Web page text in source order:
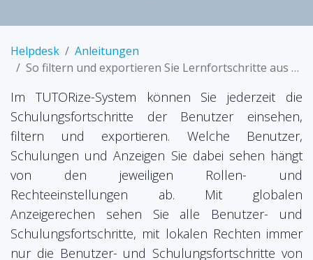
Helpdesk
Anleitungen
So filtern und exportieren Sie Lernfortschritte aus dem System
Im TUTORize-System können Sie jederzeit die
Schulungsfortschritte der Benutzer einsehen,
filtern und exportieren. Welche Benutzer,
Schulungen und Anzeigen Sie dabei sehen hängt
von den jeweiligen Rollen- und
Rechteeinstellungen ab. Mit globalen
Anzeigerechen sehen Sie alle Benutzer- und
Schulungsfortschritte, mit lokalen Rechten immer
nur die Benutzer- und Schulungsfortschritte von